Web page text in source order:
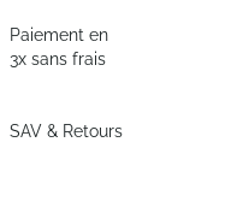
Paiement en
3x sans frais
SAV & Retours